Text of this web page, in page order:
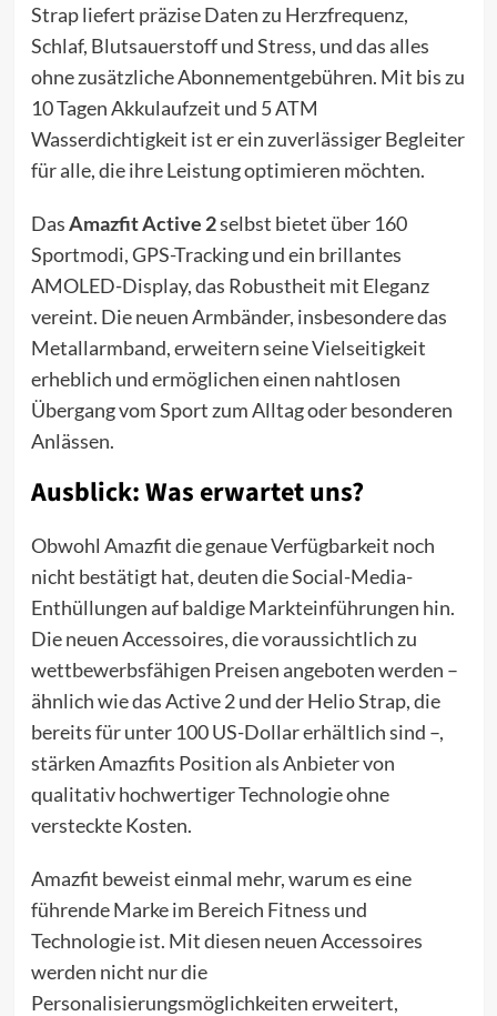
Strap liefert präzise Daten zu Herzfrequenz,
Schlaf, Blutsauerstoff und Stress, und das alles
ohne zusätzliche Abonnementgebühren. Mit bis zu
10 Tagen Akkulaufzeit und 5 ATM
Wasserdichtigkeit ist er ein zuverlässiger Begleiter
für alle, die ihre Leistung optimieren möchten.
DasAmazfit Active 2selbst bietet über 160
Sportmodi, GPS-Tracking und ein brillantes
AMOLED-Display, das Robustheit mit Eleganz
vereint. Die neuen Armbänder, insbesondere das
Metallarmband, erweitern seine Vielseitigkeit
erheblich und ermöglichen einen nahtlosen
Übergang vom Sport zum Alltag oder besonderen
Anlässen.
Ausblick: Was erwartet uns?
Obwohl Amazfit die genaue Verfügbarkeit noch
nicht bestätigt hat, deuten die Social-Media-
Enthüllungen auf baldige Markteinführungen hin.
Die neuen Accessoires, die voraussichtlich zu
wettbewerbsfähigen Preisen angeboten werden –
ähnlich wie das Active 2 und der Helio Strap, die
bereits für unter 100 US-Dollar erhältlich sind –,
stärken Amazfits Position als Anbieter von
qualitativ hochwertiger Technologie ohne
versteckte Kosten.
Amazfit beweist einmal mehr, warum es eine
führende Marke im Bereich Fitness und
Technologie ist. Mit diesen neuen Accessoires
werden nicht nur die
Personalisierungsmöglichkeiten erweitert,